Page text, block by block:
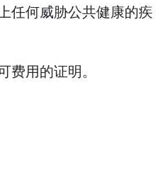
任何威胁公共健康的疾
费用的证明。